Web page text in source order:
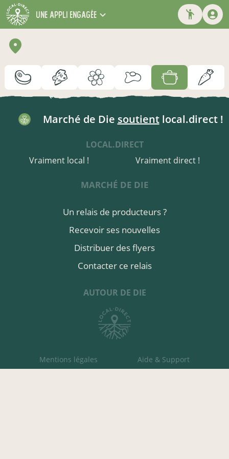
une appli engagée
Marché de Die soutientlocal.direct !
LOCAL.DIRECT
Vraiment local !
Vraiment direct !
MARCHÉ DE DIE
Un relais de producteurs ?
Recevoir ses nouvelles
Distribuer des flyers
Contacter ce relais
AUTOUR DE DIE
Mentions légales Aide & Support